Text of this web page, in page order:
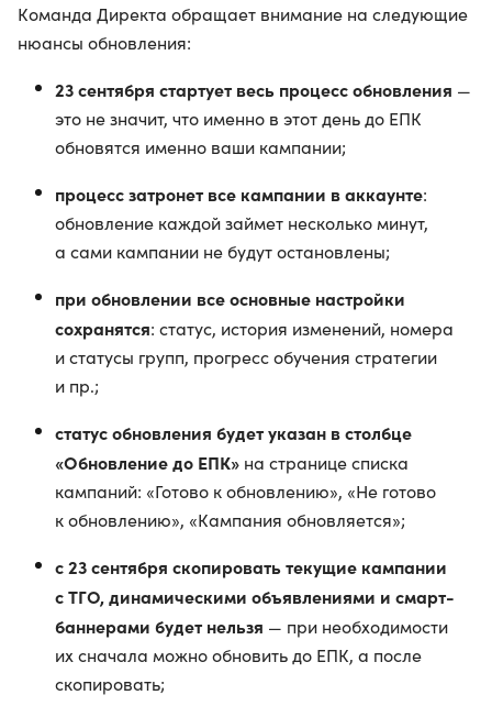
Команда Директа обращает внимание на следующие
нюансы обновления:
23 сентября стартует весь процесс обновления —
это не значит, что именно в этот день до ЕПК
обновятся именно ваши кампании;
процесс затронет все кампании в аккаунте:
обновление каждой займет несколько минут,
а сами кампании не будут остановлены;
при обновлении все основные настройки
сохранятся: статус, история изменений, номера
и статусы групп, прогресс обучения стратегии
и пр.;
статус обновления будет указан в столбце
«Обновление до ЕПК» на странице списка
кампаний: «Готово к обновлению», «Не готово
к обновлению», «Кампания обновляется»;
с 23 сентября скопировать текущие кампании
с ТГО, динамическими объявлениями и смарт-
баннерами будет нельзя — при необходимости
их сначала можно обновить до ЕПК, а после
скопировать;